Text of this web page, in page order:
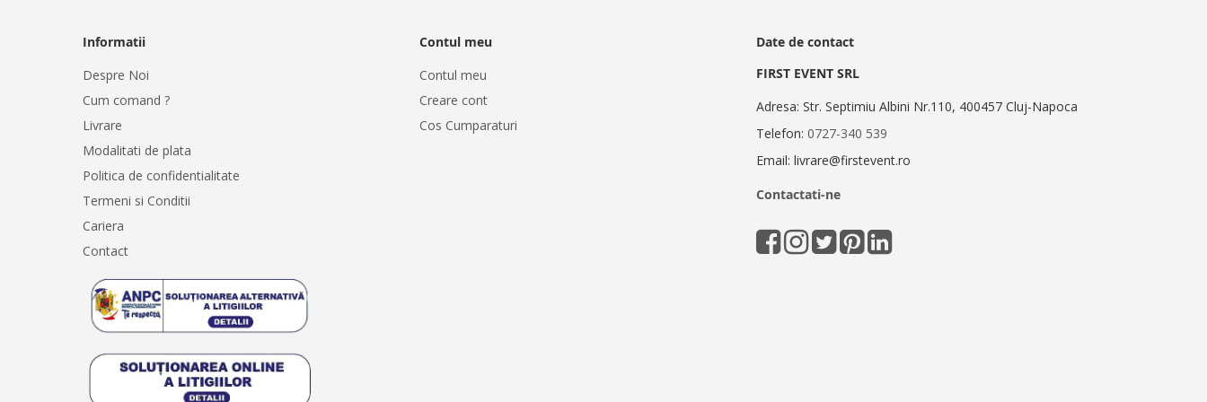
Informatii
Despre Noi
Cum comand ?
Livrare
Modalitati de plata
Politica de confidentialitate
Termeni si Conditii
Cariera
Contact
Contul meu
Contul meu
Creare cont
Cos Cumparaturi
Date de contact
FIRST EVENT SRL
Adresa: Str. Septimiu Albini Nr.110, 400457 Cluj-Napoca
Telefon:0727-340 539
Email: livrare@firstevent.ro
Contactati-ne